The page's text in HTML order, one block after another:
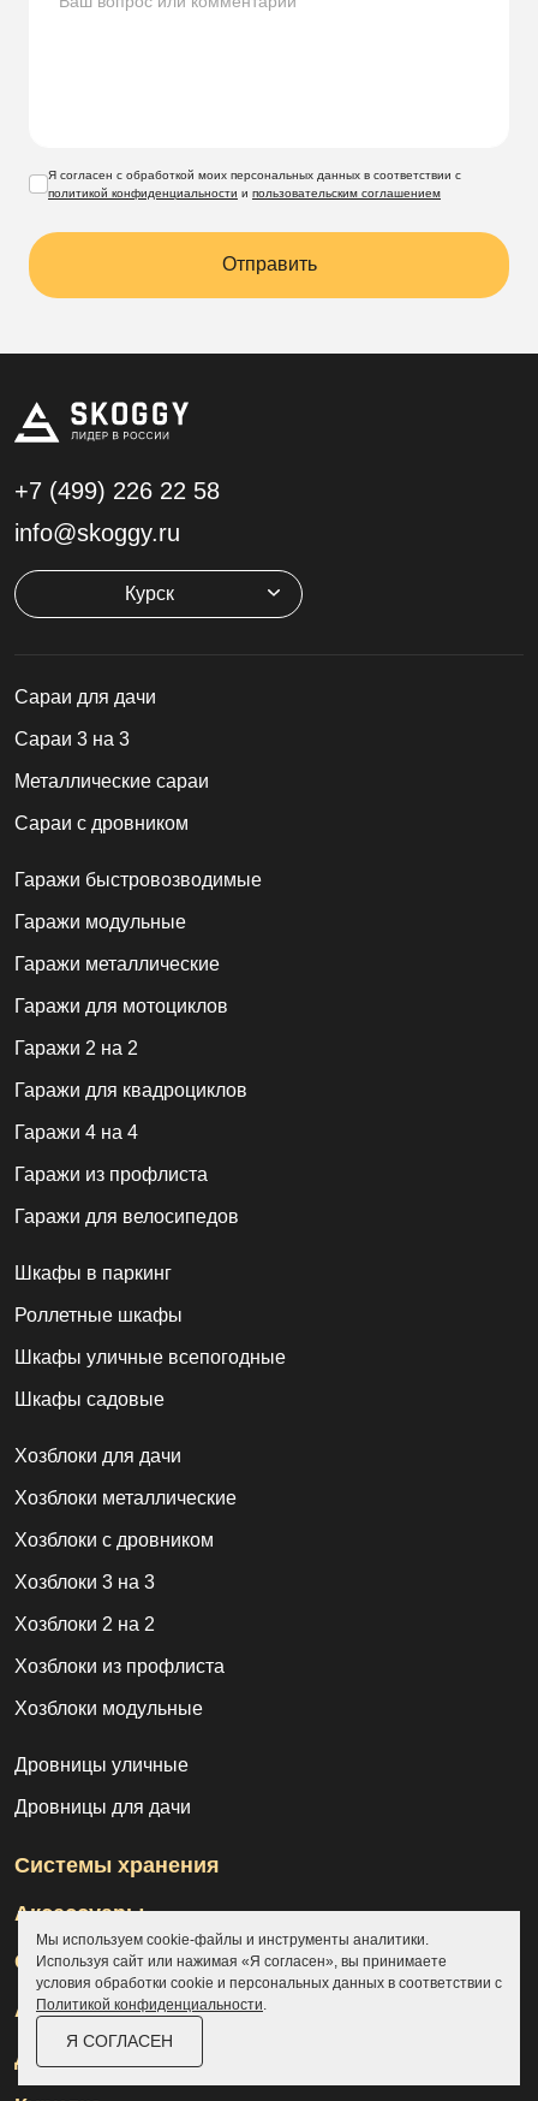
Я согласен с обработкой моих персональных данных в соответствии с
политикой конфиденциальности и пользовательским соглашением
Отправить
+7 (499) 226 22 58
info@skoggy.ru
Курск
Cараи для дачи
Сараи 3 на 3
Металлические сараи
Сараи с дровником
Гаражи быстровозводимые
Гаражи модульные
Гаражи металлические
Гаражи для мотоциклов
Гаражи 2 на 2
Гаражи для квадроциклов
Гаражи 4 на 4
Гаражи из профлиста
Гаражи для велосипедов
Шкафы в паркинг
Роллетные шкафы
Шкафы уличные всепогодные
Шкафы садовые
Хозблоки для дачи
Хозблоки металлические
Хозблоки с дровником
Хозблоки 3 на 3
Хозблоки 2 на 2
Хозблоки из профлиста
Хозблоки модульные
Дровницы уличные
Дровницы для дачи
Системы хранения
Аксессуары
Склады
Ангары
Дровницы
Мы используем cookie-файлы и инструменты аналитики.
Используя сайт или нажимая «Я согласен», вы принимаете
условия обработки cookie и персональных данных в соответствии с
Политикой конфиденциальности.
Я СОГЛАСЕН